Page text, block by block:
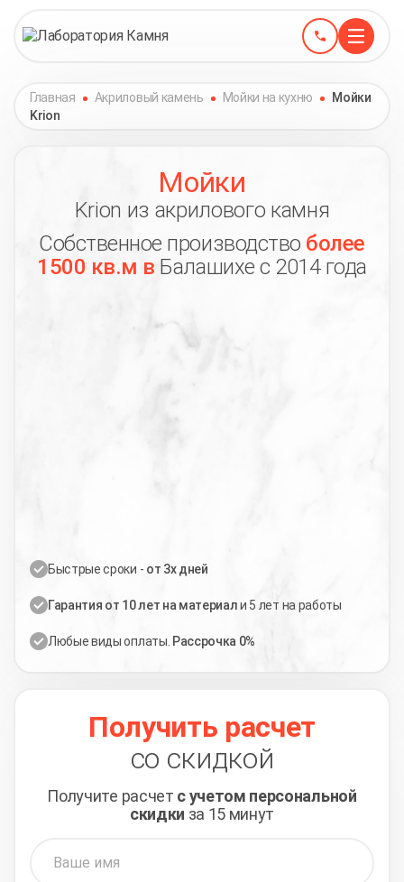
Главная Акриловый камень Мойки на кухню
Мойки
Krion
Мойки
Krion из акрилового камня
Собственное производство более
1500 кв.м в Балашихе с 2014 года
Быстрые сроки - от 3х дней
Гарантия от 10 лет на материали 5 лет на работы
Любые виды оплаты. Рассрочка 0%
Получить расчет
со скидкой
Получите расчет с учетом персональной
скидки за 15 минут